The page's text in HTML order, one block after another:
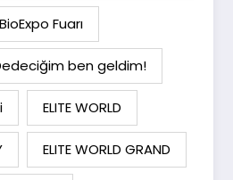
BioExpo Fuarı
ben geldim!
ELITE WORLD
ELITE WORLD GRAND